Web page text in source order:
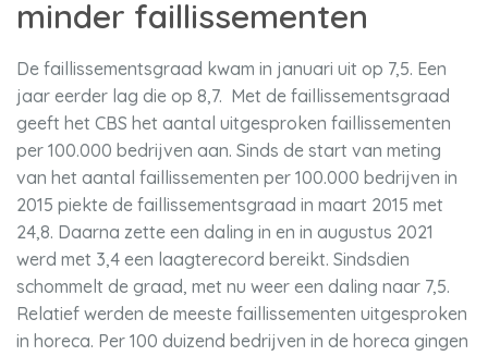
minder faillissementen
De faillissementsgraad kwam in januari uit op 7,5. Een
jaar eerder lag die op 8,7. Met de faillissementsgraad
geeft het CBS het aantal uitgesproken faillissementen
per 100.000 bedrijven aan. Sinds de start van meting
van het aantal faillissementen per 100.000 bedrijven in
2015 piekte de faillissementsgraad in maart 2015 met
24,8. Daarna zette een daling in en in augustus 2021
werd met 3,4 een laagterecord bereikt. Sindsdien
schommelt de graad, met nu weer een daling naar 7,5.
Relatief werden de meeste faillissementen uitgesproken
in horeca. Per 100 duizend bedrijven in de horeca gingen